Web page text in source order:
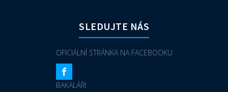
SLEDUJTE NÁS
OFICIÁLNÍ STRÁNKA NA FACEBOOKU
BAKALÁŘI